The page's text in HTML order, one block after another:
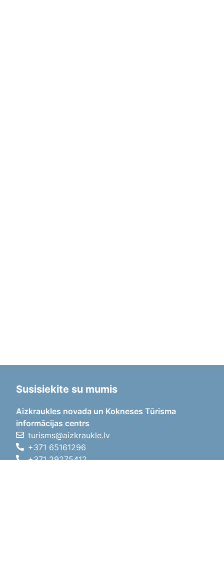
Susisiekite su mumis
Aizkraukles novada un Kokneses Tūrisma
informācijas centrs
turisms@aizkraukle.lv
+371 65161296
+371 29275412